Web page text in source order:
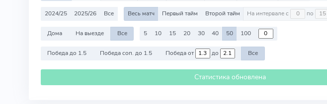
2024/25 2025/26 Все Весь матч Первый тайм Второй тайм На интервале с по
Дома На выезде Все 5 10 15 20 30 40 50 100
Победа до 1.5 Победа соп. до 1.5 Победа от до Все
Статистика обновлена